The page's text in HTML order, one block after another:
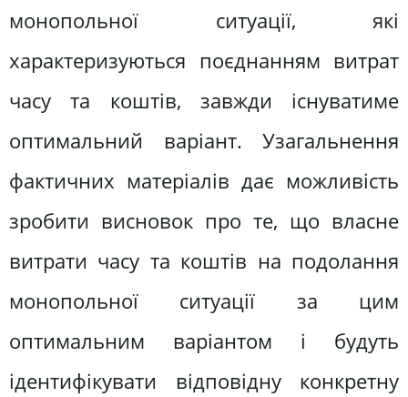
монопольної ситуації, які
характеризуються поєднанням витрат
часу та коштів, завжди існуватиме
оптимальний варіант. Узагальнення
фактичних матеріалів дає можливість
зробити висновок про те, що власне
витрати часу та коштів на подолання
монопольної ситуації за цим
оптимальним варіантом і будуть
ідентифікувати відповідну конкретну